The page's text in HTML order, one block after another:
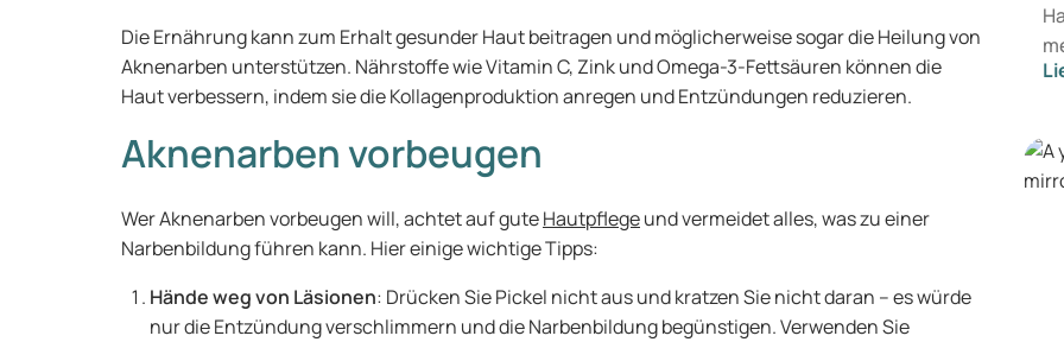
Die Ernährung kann zum Erhalt gesunder Haut beitragen und möglicherweise sogar die Heilung von
Aknenarben unterstützen. Nährstoffe wie Vitamin C, Zink und Omega-3-Fettsäuren können die
Haut verbessern, indem sie die Kollagenproduktion anregen und Entzündungen reduzieren.
Aknenarben vorbeugen
Wer Aknenarben vorbeugen will, achtet auf guteHautpflegeund vermeidet alles, was zu einer
Narbenbildung führen kann. Hier einige wichtige Tipps:
Hände weg von Läsionen: Drücken Sie Pickel nicht aus und kratzen Sie nicht daran – es würde
nur die Entzündung verschlimmern und die Narbenbildung begünstigen. Verwenden Sie